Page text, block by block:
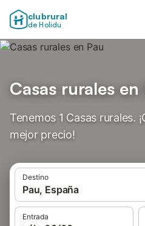
clubrural
de Holidu
Casas rurales en
Tenemos 1 Casas rurales.
mejor precio!
Destino
Pau, España
Entrada